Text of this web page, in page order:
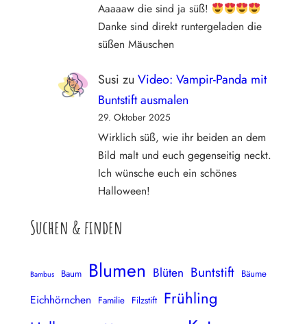
Aaaaaw die sind ja süß!
Danke sind direkt runtergeladen die
süßen Mäuschen
Susi zu Video: Vampir-Panda mit
Buntstift ausmalen
29. Oktober 2025
Wirklich süß, wie ihr beiden an dem
Bild malt und euch gegenseitig neckt.
Ich wünsche euch ein schönes
Halloween!
Suchen & finden
Bambus Baum Blumen Blüten Buntstift Bäume
Eichhörnchen Familie Filzstift Frühling